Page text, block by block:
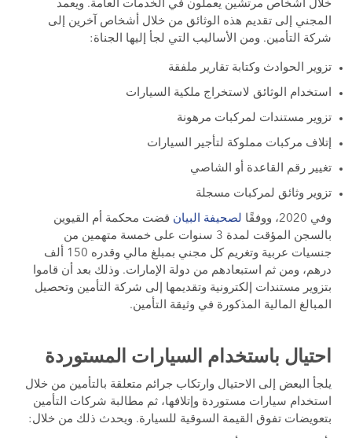
خلال أشخاص مرتشين يعملون في الخدمات العامة. ويعمد
المجني إلى تقديم هذه الوثائق من خلال أشخاص آخرين إلى
شركة التأمين. ومن الأساليب التي لجأ إليها الجناة:
تزوير الحوادث وكتابة تقارير ملفقة
استخدام الوثائق لاستخراج ملكية السيارات
تزوير مستندات لمركبات مرهونة
إتلاف مركبات مملوكة لتأجير السيارات
تغيير رقم القاعدة أو الشاصي
تزوير وثائق لمركبات مسجلة
وفي 2020، ووفقًا لصحيفة البيان قضت محكمة أم القيوين
بالسجن المؤقت لمدة 3 سنوات على خمسة متهمين من
جنسيات عربية وتغريم كل مجني بمبلغ مالي وقدره 150 ألف
درهم، ومن ثم استبعادهم من دولة الإمارات. وذلك بعد أن قاموا
بتزوير مستندات إلكترونية وتقديمها إلى شركة التأمين وتحصيل
المبالغ المالية المذكورة في وثيقة التأمين.
احتيال باستخدام السيارات المستوردة
يلجأ البعض إلى الاحتيال وارتكاب جرائم متعلقة بالتأمين من خلال
استخدام سيارات مستوردة وإتلافها، ثم مطالبة شركات التأمين
بتعويضات تفوق القيمة السوقية للسيارة. ويحدث ذلك من خلال: